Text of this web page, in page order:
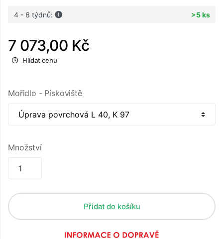
4 - 6 týdnů: >5 ks
7 073,00 Kč
Hlídat cenu
Mořidlo - Pískoviště
Množství
Přidat do košíku